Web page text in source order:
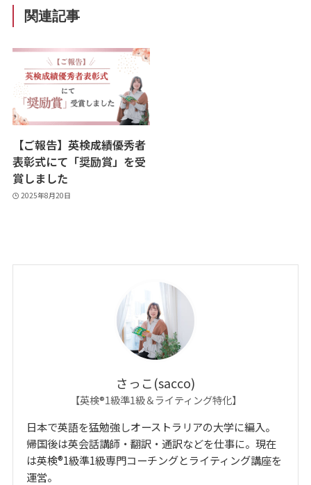
関連記事
【ご報告】英検成績優秀者
表彰式にて「奨励賞」を受
賞しました
2025年8月20日
さっこ(sacco)
【英検®1級準1級＆ライティング特化】
日本で英語を猛勉強しオーストラリアの大学に編入。
帰国後は英会話講師・翻訳・通訳などを仕事に。現在
は英検®1級準1級専門コーチングとライティング講座を
運営。